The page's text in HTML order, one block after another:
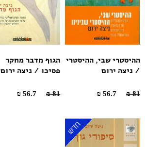
ההיסטרי שבי, ההיסטרי
/ ניצה ירום
81 ₪
הגוף מדבר מחקר
פסיכו / ניצה ירום
81 ₪